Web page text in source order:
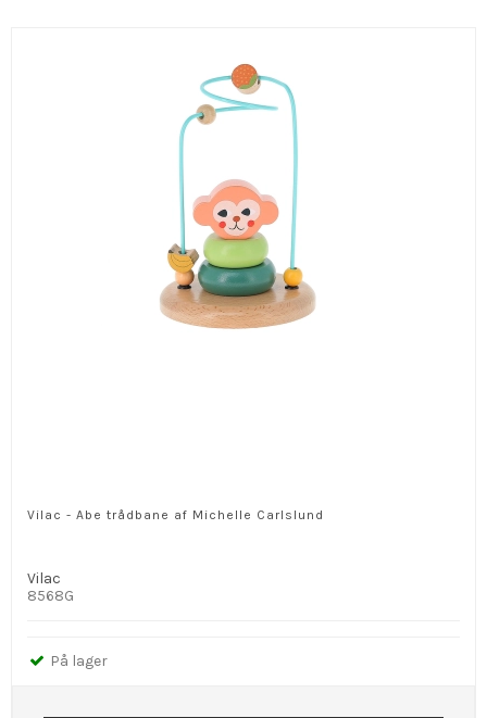
Vilac - Abe trådbane af Michelle Carlslund
Vilac
8568G
På lager